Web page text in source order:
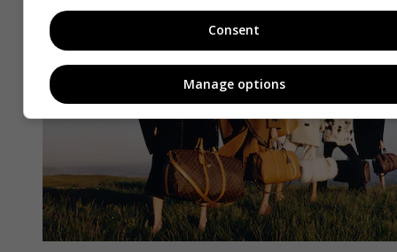
Consent
Manage options